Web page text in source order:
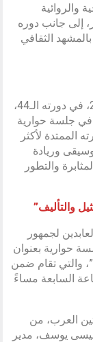
والروائية
إلى جانب دوره
الثقافي
ويستضيف معرض الشارقة الدولي للكتاب 2025، في دورته الـ44،
جلسة حوارية
مسيرته الممتدة لأكثر
وريادة
والتطور
والتأليف”
لجمهور
حوارية بعنوان
والتي تقام ضمن
عند الساعة السابعة مساءً
العرب، من
عيسى يوسف، مدير